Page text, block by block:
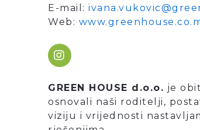
E-mail:
Web:
I
n
t
g
r
GREEN HOUSE d.o.o. je
osnovali naši roditelji,
viziju i vrijednosti